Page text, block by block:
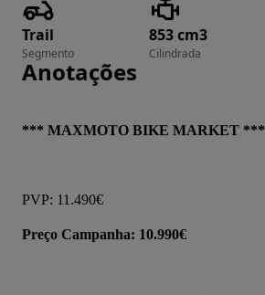
Trail
Segmento
853 cm3
Cilindrada
Anotações
*** MAXMOTO BIKE MARKET ***
PVP: 11.490€
Preço Campanha: 10.990€